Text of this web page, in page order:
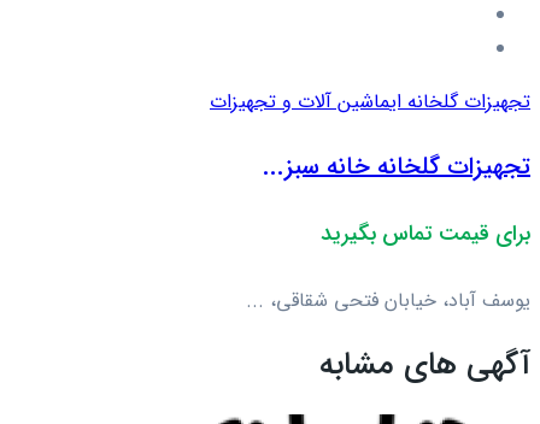
تجهیزات گلخانه ایماشین آلات و تجهیزات
تجهیزات گلخانه خانه سبز...
برای قیمت تماس بگیرید
یوسف آباد، خیابان فتحی شقاقی، ...
آگهی های مشابه